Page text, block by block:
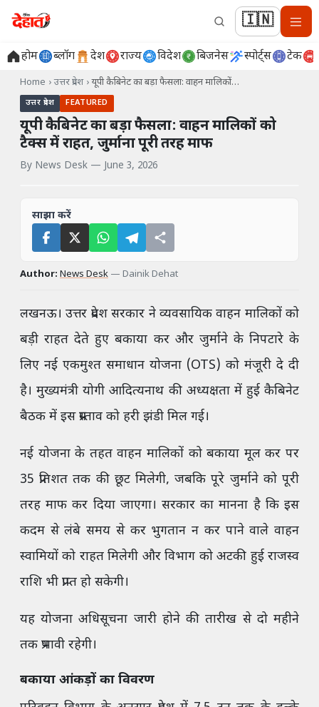
🇮🇳
होम ब्लॉग देश राज्य विदेश बिजनेस स्पोर्ट्स टेक
Home › उत्तर प्रदेश › यूपी कैबिनेट का बड़ा फैसला: वाहन मालिकों…
उत्तर प्रदेश FEATURED
यूपी कैबिनेट का बड़ा फैसला: वाहन मालिकों को
टैक्स में राहत, जुर्माना पूरी तरह माफ
By News Desk — June 3, 2026
साझा करें
Author: News Desk — Dainik Dehat
लखनऊ। उत्तर प्रदेश सरकार ने व्यवसायिक वाहन मालिकों को
बड़ी राहत देते हुए बकाया कर और जुर्माने के निपटारे के
लिए नई एकमुश्त समाधान योजना (OTS) को मंजूरी दे दी
है। मुख्यमंत्री योगी आदित्यनाथ की अध्यक्षता में हुई कैबिनेट
बैठक में इस प्रस्ताव को हरी झंडी मिल गई।
नई योजना के तहत वाहन मालिकों को बकाया मूल कर पर
35 प्रतिशत तक की छूट मिलेगी, जबकि पूरे जुर्माने को पूरी
तरह माफ कर दिया जाएगा। सरकार का मानना है कि इस
कदम से लंबे समय से कर भुगतान न कर पाने वाले वाहन
स्वामियों को राहत मिलेगी और विभाग को अटकी हुई राजस्व
राशि भी प्राप्त हो सकेगी।
यह योजना अधिसूचना जारी होने की तारीख से दो महीने
तक प्रभावी रहेगी।
बकाया आंकड़ों का विवरण